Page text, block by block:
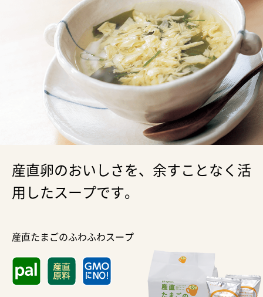
産直卵のおいしさを、余すことなく活
用したスープです。
産直たまごのふわふわスープ